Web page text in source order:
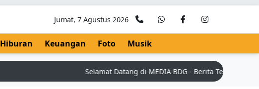
Jumat, 7 Agustus 2026
Hiburan Keuangan Foto Musik
Selamat Datang di MEDIA BDG - Berita Teknologi